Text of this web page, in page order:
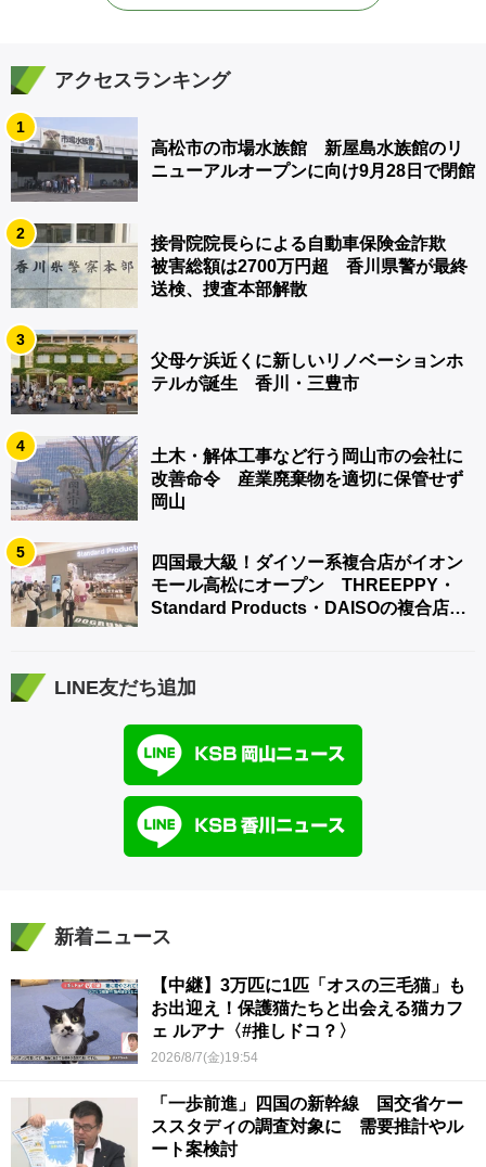
アクセスランキング
1
高松市の市場水族館 新屋島水族館のリ
ニューアルオープンに向け9月28日で閉館
2
接骨院院長らによる自動車保険金詐欺
被害総額は2700万円超 香川県警が最終
送検、捜査本部解散
3
父母ケ浜近くに新しいリノベーションホ
テルが誕生 香川・三豊市
4
土木・解体工事など行う岡山市の会社に
改善命令 産業廃棄物を適切に保管せず
岡山
5
四国最大級！ダイソー系複合店がイオン
モール高松にオープン THREEPPY・
Standard Products・DAISOの複合店は
LINE友だち追加
新着ニュース
【中継】3万匹に1匹「オスの三毛猫」も
お出迎え！保護猫たちと出会える猫カフ
ェ ルアナ〈#推しドコ？〉
2026/8/7(金)19:54
「一歩前進」四国の新幹線 国交省ケー
ススタディの調査対象に 需要推計やル
ート案検討